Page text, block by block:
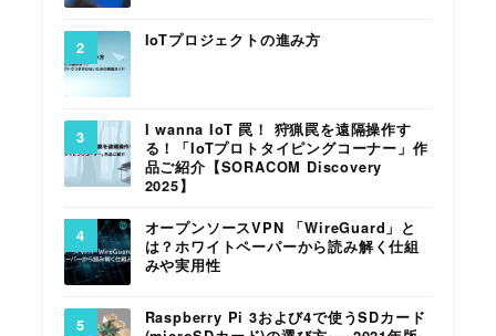
IoTプロジェクトの進み方
I wanna IoT 罠！ 狩猟罠を遠隔操作す
る！「IoTプロトタイピングコーナー」作
品ご紹介【SORACOM Discovery
2025】
オープンソースVPN 「WireGuard」と
は？ホワイトペーパーから読み解く仕組
みや実用性
Raspberry Pi 3および4で使うSDカード